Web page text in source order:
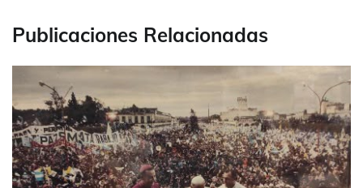
Publicaciones Relacionadas